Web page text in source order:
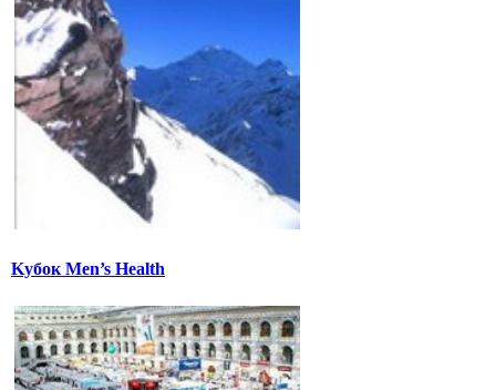
Kубок Men’s Health